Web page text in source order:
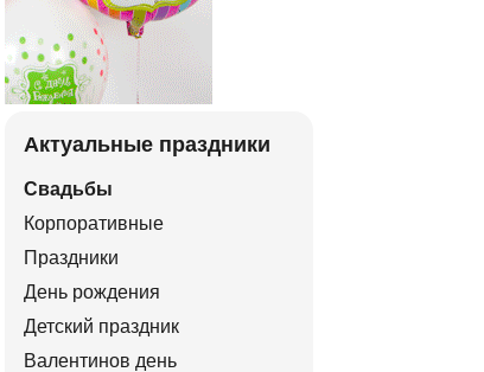
Актуальные праздники
Свадьбы
Корпоративные
Праздники
День рождения
Детский праздник
Валентинов день